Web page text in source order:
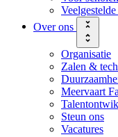
Over ons
Organisatie
Zalen &
Meervaart
Steun ons
Vacatures